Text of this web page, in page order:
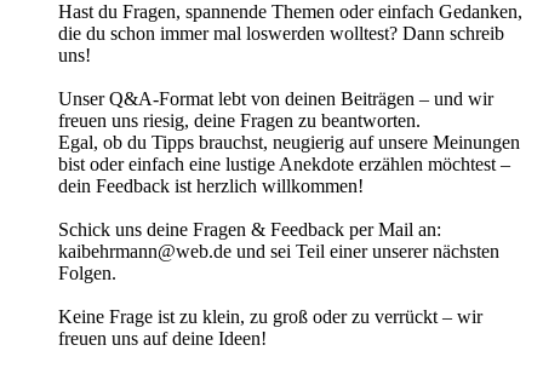
Hast du Fragen, spannende Themen oder einfach Gedanken,
die du schon immer mal loswerden wolltest? Dann schreib
uns!
Unser Q&A-Format lebt von deinen Beiträgen – und wir
freuen uns riesig, deine Fragen zu beantworten.
Egal, ob du Tipps brauchst, neugierig auf unsere Meinungen
bist oder einfach eine lustige Anekdote erzählen möchtest –
dein Feedback ist herzlich willkommen!
Schick uns deine Fragen & Feedback per Mail an:
kaibehrmann@web.de und sei Teil einer unserer nächsten
Folgen.
Keine Frage ist zu klein, zu groß oder zu verrückt – wir
freuen uns auf deine Ideen!